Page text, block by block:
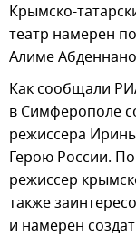
Крымско-
театр намерен
Алиме
Как сообщали
в Симферополе
режиссера
Герою России.
режиссер
также
и намерен